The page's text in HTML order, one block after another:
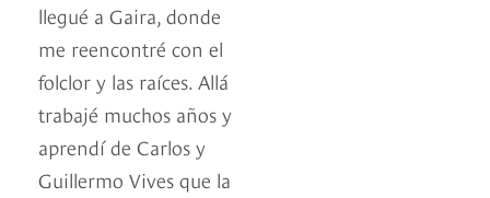
llegué a Gaira, donde
me reencontré con el
folclor y las raíces. Allá
trabajé muchos años y
aprendí de Carlos y
Guillermo Vives que la